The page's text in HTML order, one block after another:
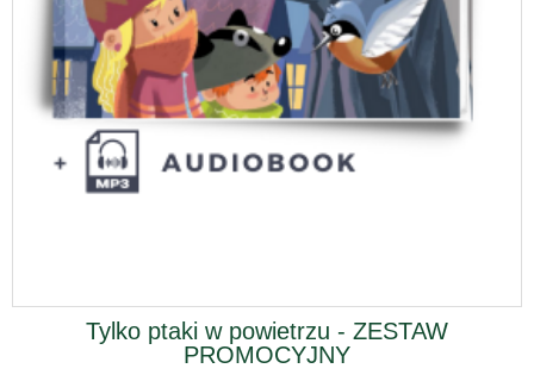
Tylko ptaki w powietrzu - ZESTAW
PROMOCYJNY